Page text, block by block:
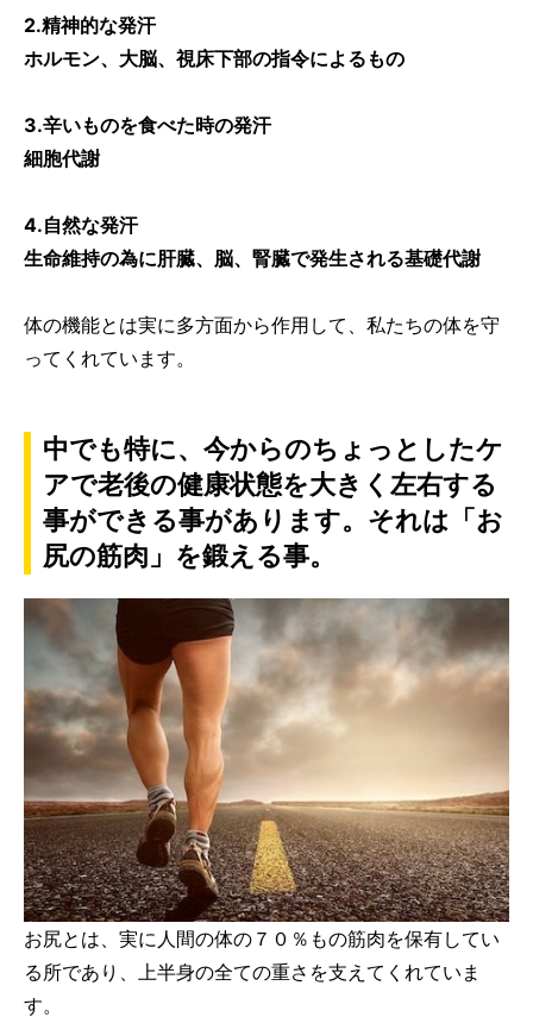
2.精神的な発汗
ホルモン、大脳、視床下部の指令によるもの
3.辛いものを食べた時の発汗
細胞代謝
4.自然な発汗
生命維持の為に肝臓、脳、腎臓で発生される基礎代謝
体の機能とは実に多方面から作用して、私たちの体を守
ってくれています。
中でも特に、今からのちょっとしたケ
アで老後の健康状態を大きく左右する
事ができる事があります。それは「お
尻の筋肉」を鍛える事。
お尻とは、実に人間の体の７０％もの筋肉を保有してい
る所であり、上半身の全ての重さを支えてくれていま
す。